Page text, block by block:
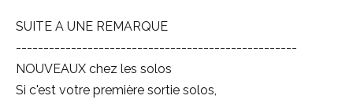
SUITE A UNE REMARQUE
---------------------------------------------------
NOUVEAUX chez les solos
Si c'est votre première sortie solos,